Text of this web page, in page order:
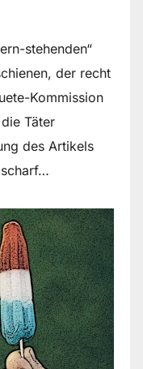
stehenden“
der recht
Kommission
Täter
des Artikels